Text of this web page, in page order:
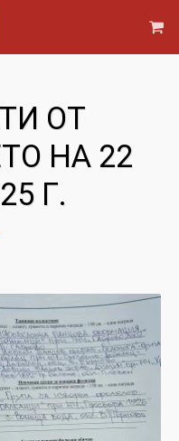
ОТ
НА 22
Г.